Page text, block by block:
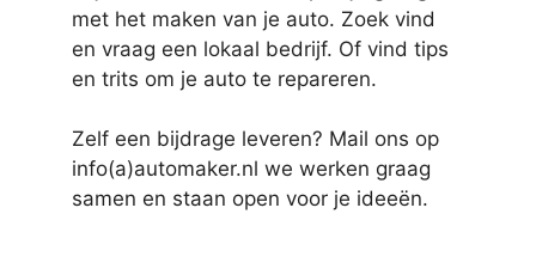
met het maken van je auto. Zoek vind
en vraag een lokaal bedrijf. Of vind tips
en trits om je auto te repareren.
Zelf een bijdrage leveren? Mail ons op
info(a)automaker.nl we werken graag
samen en staan open voor je ideeën.